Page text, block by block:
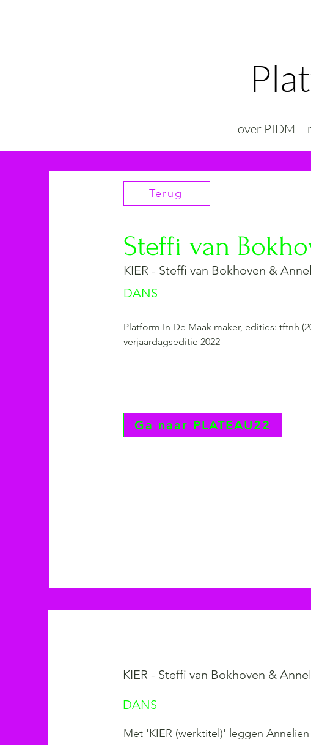
over PIDM
Terug
Steffi van
KIER - Steffi van Bokhoven &
DANS
Platform In De Maak maker, edities: tftnh
verjaardagseditie 2022
Ga naar PLATEAU22
KIER - Steffi van Bokhoven &
DANS
Met 'KIER (werktitel)' leggen